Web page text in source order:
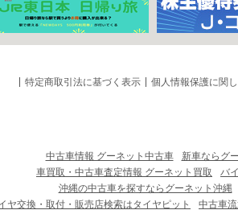
特定商取引法に基づく表示 個人情報保護に関
中古車情報 グーネット中古車 新車ならグ
車買取・中古車査定情報 グーネット買取
バ
沖縄の中古車を探すならグーネット沖縄
ヤ交換・取付・販売店検索はタイヤピット
中古車